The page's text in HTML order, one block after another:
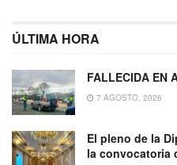
ÚLTIMA HORA
FALLECIDA EN
7 AGOSTO, 2026
El pleno de la
la convocatoria